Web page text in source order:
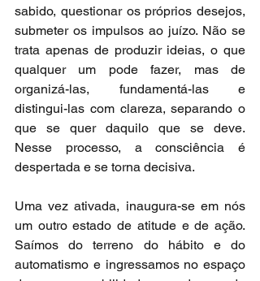
sabido, questionar os próprios desejos,
submeter os impulsos ao juízo. Não se
trata apenas de produzir ideias, o que
qualquer um pode fazer, mas de
organizá-las, fundamentá-las e
distingui-las com clareza, separando o
que se quer daquilo que se deve.
Nesse processo, a consciência é
despertada e se torna decisiva.
Uma vez ativada, inaugura-se em nós
um outro estado de atitude e de ação.
Saímos do terreno do hábito e do
automatismo e ingressamos no espaço